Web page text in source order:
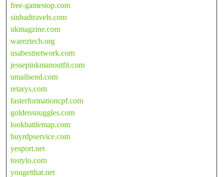
free-gamestop.com
sinbadtravels.com
ukmagzine.com
wareztech.org
usabestnetwork.com
jessepinkmanoutfit.com
umailsend.com
retarys.com
fasterformationcpf.com
goldensnuggles.com
lookbattlemap.com
buyrdpservice.com
yesport.net
tostylo.com
yougetthat.net